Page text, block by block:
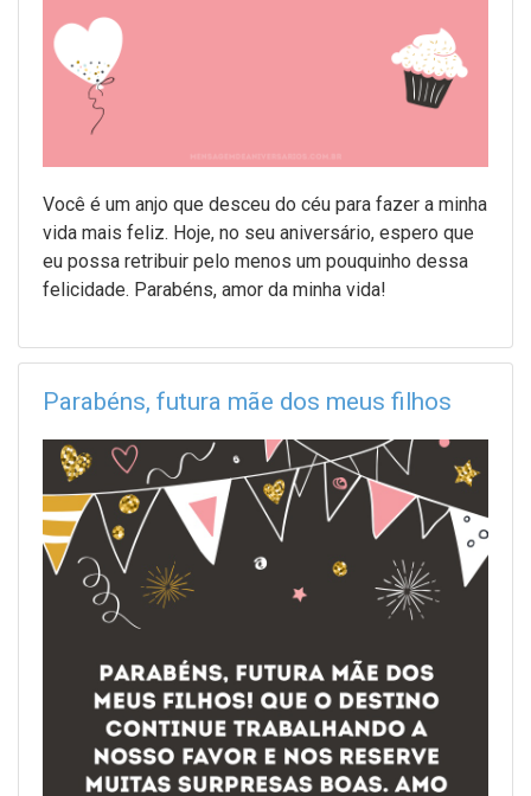
Você é um anjo que desceu do céu para fazer a minha
vida mais feliz. Hoje, no seu aniversário, espero que
eu possa retribuir pelo menos um pouquinho dessa
felicidade. Parabéns, amor da minha vida!
Parabéns, futura mãe dos meus filhos